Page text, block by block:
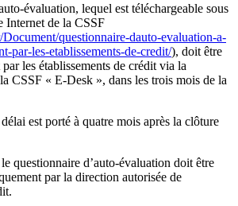
évaluation, lequel est téléchargeable sous
Internet de la CSSF
questionnaire-dauto-evaluation-a-
par-les-etablissements-de-credit/), doit être
les établissements de crédit via la
CSSF « E-Desk », dans les trois mois de la
est porté à quatre mois après la clôture
questionnaire d’auto-évaluation doit être
par la direction autorisée de